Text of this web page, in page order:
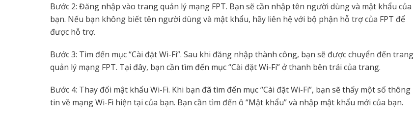
Bước 2: Đăng nhập vào trang quản lý mạng FPT. Bạn sẽ cần nhập tên người dùng và mật khẩu của
bạn. Nếu bạn không biết tên người dùng và mật khẩu, hãy liên hệ với bộ phận hỗ trợ của FPT để
được hỗ trợ.
Bước 3: Tìm đến mục “Cài đặt Wi-Fi”. Sau khi đăng nhập thành công, bạn sẽ được chuyển đến trang
quản lý mạng FPT. Tại đây, bạn cần tìm đến mục “Cài đặt Wi-Fi” ở thanh bên trái của trang.
Bước 4: Thay đổi mật khẩu Wi-Fi. Khi bạn đã tìm đến mục “Cài đặt Wi-Fi”, bạn sẽ thấy một số thông
tin về mạng Wi-Fi hiện tại của bạn. Bạn cần tìm đến ô “Mật khẩu” và nhập mật khẩu mới của bạn.